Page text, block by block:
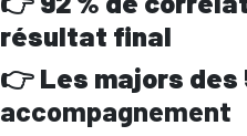
résultat final
👉 Les majors
accompagnement